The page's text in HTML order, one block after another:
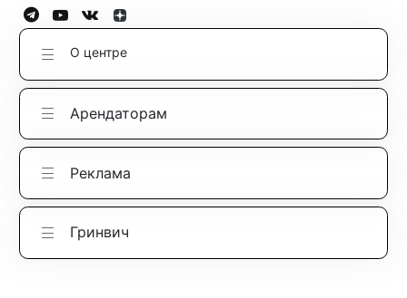
О центре
Арендаторам
Реклама
Гринвич